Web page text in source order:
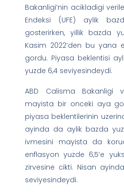
Bakanligi’nin acikladigi
Endeksi (UFE) aylik
gosterirken, yillik bazda
Kasim 2022’den bu yana
gordu. Piyasa beklentisi
yuzde 6,4 seviyesindeydi.
ABD Calisma Bakanligi
mayista bir onceki aya
piyasa beklentilerinin
ayinda da aylik bazda
ivmesini mayista da
enflasyon yuzde 6,5’e
zirvesine cikti. Nisan
seviyesindeydi.